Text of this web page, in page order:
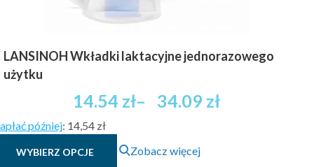
LANSINOH Wkładki laktacyjne jednorazowego
użytku
14.54 zł– 34.09 zł
Zakres
14.54 zł
później: 14,54 zł
WYBIERZ OPCJE
Ten
produkt
Zobacz więcej